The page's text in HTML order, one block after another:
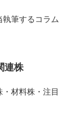
筆するコラム
連株
材料株・注目